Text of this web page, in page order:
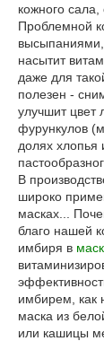
кожного сала,
Проблемной
насытит
даже для
полезен -
улучшит цвет
фурункулов
долях хлопья
В
широко
масках...
благо нашей
имбиря в
имбирем, как
маска из
или кашицы